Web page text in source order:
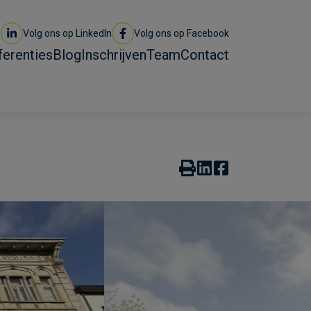
Volg ons op LinkedIn Volg ons op Facebook
BlogInschrijvenTeamContact